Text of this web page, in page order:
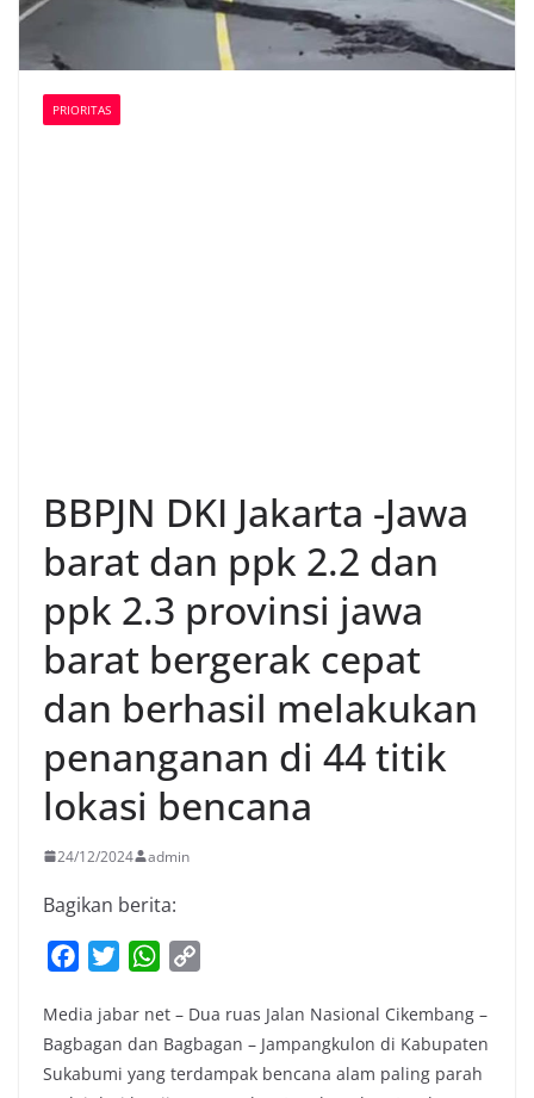
PRIORITAS
BBPJN DKI Jakarta -Jawa
barat dan ppk 2.2 dan
ppk 2.3 provinsi jawa
barat bergerak cepat
dan berhasil melakukan
penanganan di 44 titik
lokasi bencana
24/12/2024 admin
Bagikan berita:
c
e
b
i
t
t
W
a
t
s
p
y
L
Media jabar net – Dua ruas Jalan Nasional Cikembang –
Bagbagan dan Bagbagan – Jampangkulon di Kabupaten
Sukabumi yang terdampak bencana alam paling parah